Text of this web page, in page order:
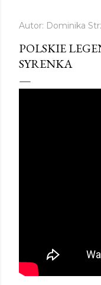
Autor: Dominika
POLSKIE
SYRENKA